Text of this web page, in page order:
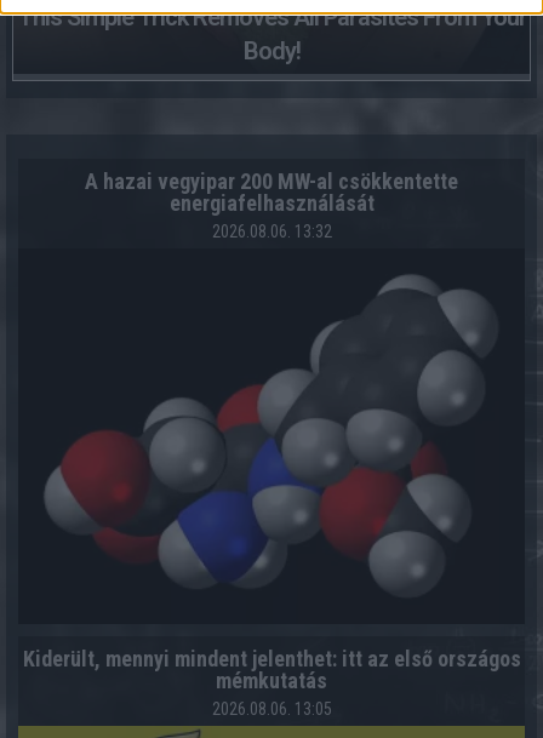
This Simple Trick Removes All Parasites From Your
Body!
A hazai vegyipar 200 MW-al csökkentette
energiafelhasználását
2026.08.06. 13:32
Kiderült, mennyi mindent jelenthet: itt az első országos
mémkutatás
2026.08.06. 13:05